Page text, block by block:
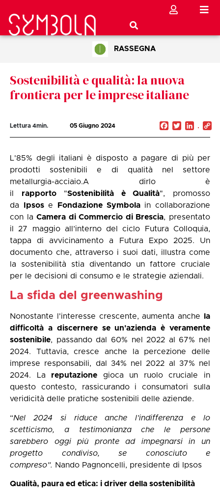
RASSEGNA
Sostenibilità e qualità: la nuova
frontiera per le imprese italiane
Lettura 4min. 05 Giugno 2024 Facebook
Twitter
L'85% degli italiani è disposto a pagare di più per
prodotti sostenibili e di qualità nel settore
metallurgia-acciaio.A dirlo è
il rapporto"Sostenibilità è Qualità", promosso
da
Ipsose Fondazione Symbolain collaborazione
con laCamera di Commercio di Brescia, presentato
il 27 maggio all’interno del ciclo Futura Colloquia,
tappa di avvicinamento a Futura Expo 2025. Un
documento che, attraverso i suoi dati, illustra come
la sostenibilità stia diventando un fattore cruciale
per le decisioni di consumo e le strategie aziendali.
La sfida del greenwashing
Nonostante l'interesse crescente, aumenta anche
la
difficoltà a discernere se un'azienda è veramente
sostenibile, passando dal 60% nel 2022 al 67% nel
2024. Tuttavia, cresce anche la percezione delle
imprese responsabili, dal 34% nel 2022 al 37% nel
2024. La reputazione gioca un ruolo cruciale in
questo contesto, rassicurando i consumatori sulla
veridicità delle pratiche sostenibili delle aziende.
“Nel 2024 si riduce anche l’indifferenza e lo
scetticismo, a testimonianza che le persone
sarebbero oggi più pronte ad impegnarsi in un
progetto condiviso, se conosciuto e
compreso”. Nando Pagnoncelli, presidente di Ipsos
Qualità, paura ed etica: i driver della sostenibilità